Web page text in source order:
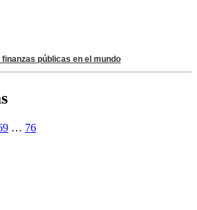
públicas en el mundo
… 76